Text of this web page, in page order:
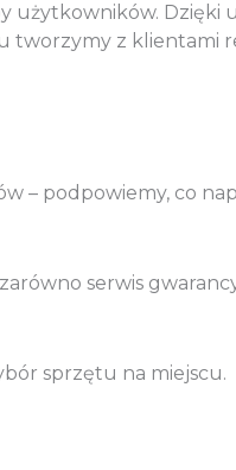
użytkowników. Dzięki
tworzymy z klientami
– podpowiemy, co
serwis
sprzętu na miejscu.